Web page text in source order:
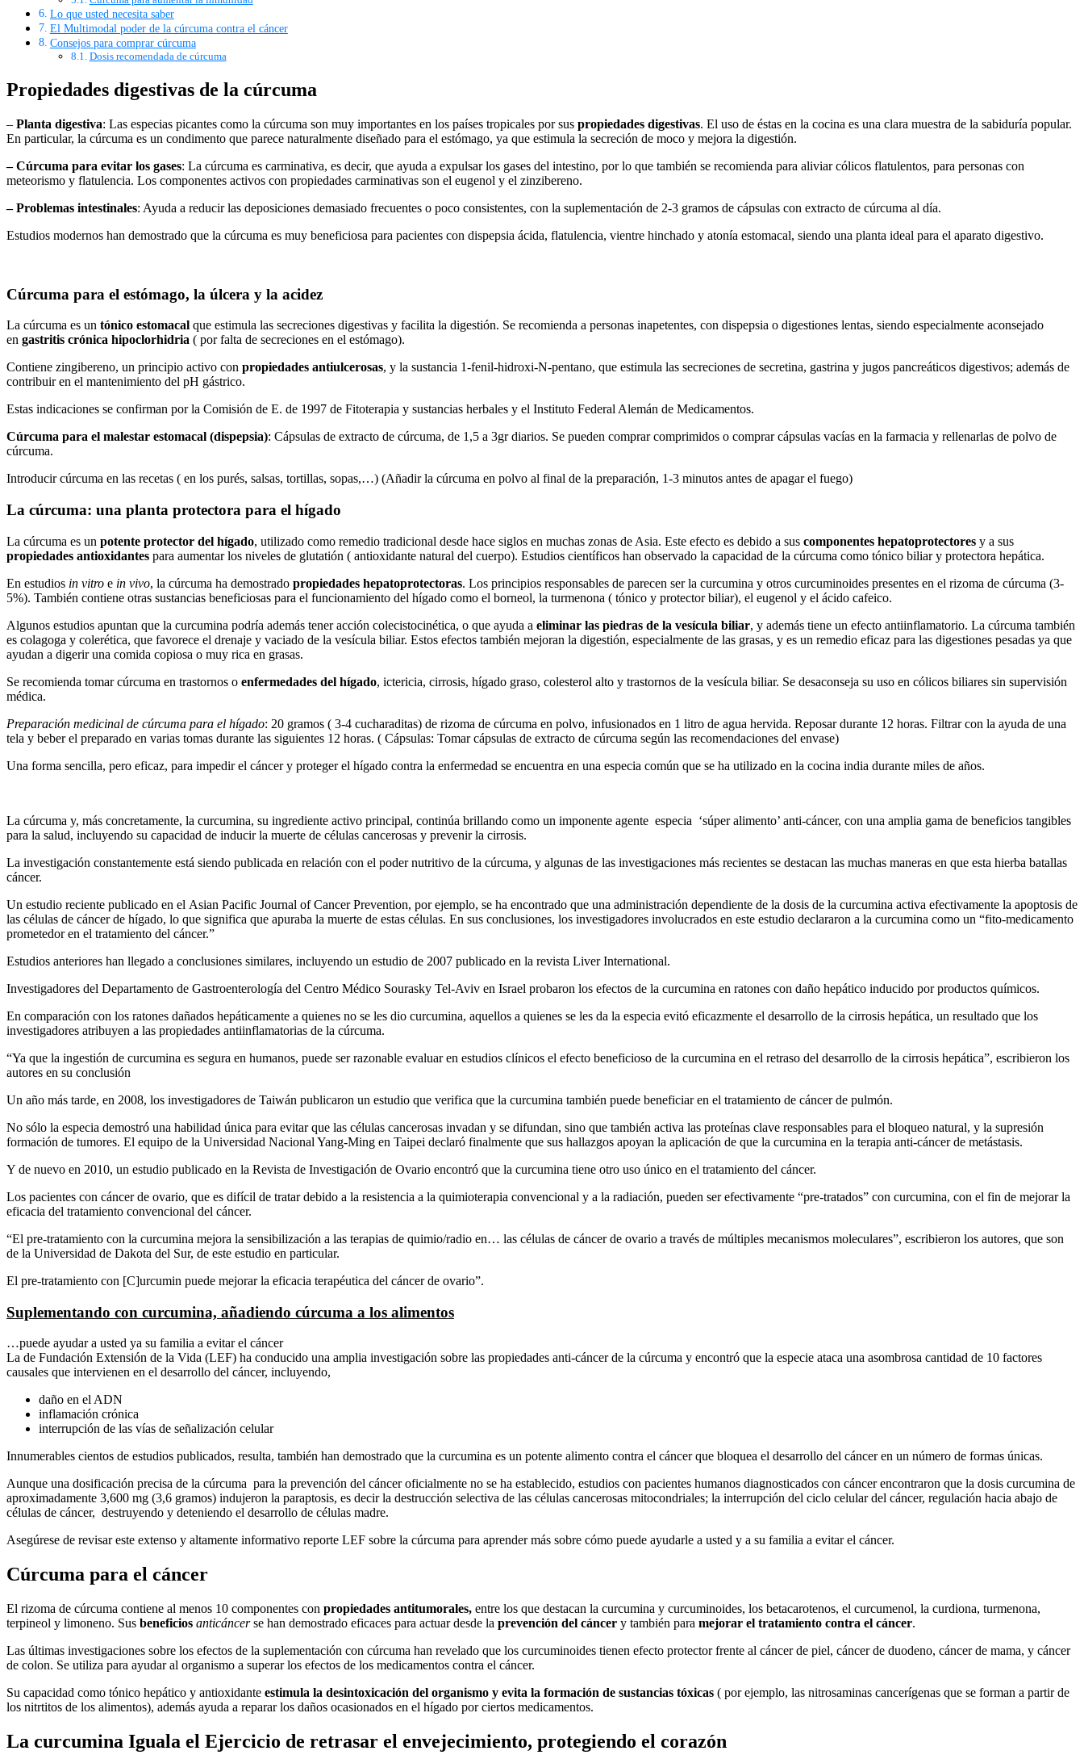
Lo que usted necesita saber
El Multimodal poder de la cúrcuma contra el cáncer
Consejos para comprar cúrcuma
Dosis recomendada de cúrcuma
Propiedades digestivas de la cúrcuma
– Planta digestiva: Las especias picantes como la cúrcuma son muy importantes en los países tropicales por sus propiedades digestivas. El uso de éstas en la cocina es una clara muestra de la sabiduría popular.
En particular, la cúrcuma es un condimento que parece naturalmente diseñado para el estómago, ya que estimula la secreción de moco y mejora la digestión.
– Cúrcuma para evitar los gases: La cúrcuma es carminativa, es decir, que ayuda a expulsar los gases del intestino, por lo que también se recomienda para aliviar cólicos flatulentos, para personas con
meteorismo y flatulencia. Los componentes activos con propiedades carminativas son el eugenol y el zinzibereno.
– Problemas intestinales: Ayuda a reducir las deposiciones demasiado frecuentes o poco consistentes, con la suplementación de 2-3 gramos de cápsulas con extracto de cúrcuma al día.
Estudios modernos han demostrado que la cúrcuma es muy beneficiosa para pacientes con dispepsia ácida, flatulencia, vientre hinchado y atonía estomacal, siendo una planta ideal para el aparato digestivo.
Cúrcuma para el estómago, la úlcera y la acidez
La cúrcuma es un tónico estomacal que estimula las secreciones digestivas y facilita la digestión. Se recomienda a personas inapetentes, con dispepsia o digestiones lentas, siendo especialmente aconsejado
en gastritis crónica hipoclorhidria ( por falta de secreciones en el estómago).
Contiene zingibereno, un principio activo con propiedades antiulcerosas, y la sustancia 1-fenil-hidroxi-N-pentano, que estimula las secreciones de secretina, gastrina y jugos pancreáticos digestivos; además de
contribuir en el mantenimiento del pH gástrico.
Estas indicaciones se confirman por la Comisión de E. de 1997 de Fitoterapia y sustancias herbales y el Instituto Federal Alemán de Medicamentos.
Cúrcuma para el malestar estomacal (dispepsia): Cápsulas de extracto de cúrcuma, de 1,5 a 3gr diarios. Se pueden comprar comprimidos o comprar cápsulas vacías en la farmacia y rellenarlas de polvo de
cúrcuma.
Introducir cúrcuma en las recetas ( en los purés, salsas, tortillas, sopas,…) (Añadir la cúrcuma en polvo al final de la preparación, 1-3 minutos antes de apagar el fuego)
La cúrcuma: una planta protectora para el hígado
La cúrcuma es un potente protector del hígado, utilizado como remedio tradicional desde hace siglos en muchas zonas de Asia. Este efecto es debido a sus componentes hepatoprotectores y a sus
propiedades antioxidantes para aumentar los niveles de glutatión ( antioxidante natural del cuerpo). Estudios científicos han observado la capacidad de la cúrcuma como tónico biliar y protectora hepática.
En estudios in vitro e in vivo, la cúrcuma ha demostrado propiedades hepatoprotectoras. Los principios responsables de parecen ser la curcumina y otros curcuminoides presentes en el rizoma de cúrcuma (3-
5%). También contiene otras sustancias beneficiosas para el funcionamiento del hígado como el borneol, la turmenona ( tónico y protector biliar), el eugenol y el ácido cafeico.
Algunos estudios apuntan que la curcumina podría además tener acción colecistocinética, o que ayuda a eliminar las piedras de la vesícula biliar, y además tiene un efecto antiinflamatorio. La cúrcuma también
es colagoga y colerética, que favorece el drenaje y vaciado de la vesícula biliar. Estos efectos también mejoran la digestión, especialmente de las grasas, y es un remedio eficaz para las digestiones pesadas ya que
ayudan a digerir una comida copiosa o muy rica en grasas.
Se recomienda tomar cúrcuma en trastornos o enfermedades del hígado, ictericia, cirrosis, hígado graso, colesterol alto y trastornos de la vesícula biliar. Se desaconseja su uso en cólicos biliares sin supervisión
médica.
Preparación medicinal de cúrcuma para el hígado: 20 gramos ( 3-4 cucharaditas) de rizoma de cúrcuma en polvo, infusionados en 1 litro de agua hervida. Reposar durante 12 horas. Filtrar con la ayuda de una
tela y beber el preparado en varias tomas durante las siguientes 12 horas. ( Cápsulas: Tomar cápsulas de extracto de cúrcuma según las recomendaciones del envase)
Una forma sencilla, pero eficaz, para impedir el cáncer y proteger el hígado contra la enfermedad se encuentra en una especia común que se ha utilizado en la cocina india durante miles de años.
La cúrcuma y, más concretamente, la curcumina, su ingrediente activo principal, continúa brillando como un imponente agente especia ‘súper alimento’ anti-cáncer, con una amplia gama de beneficios tangibles
para la salud, incluyendo su capacidad de inducir la muerte de células cancerosas y prevenir la cirrosis.
La investigación constantemente está siendo publicada en relación con el poder nutritivo de la cúrcuma, y algunas de las investigaciones más recientes se destacan las muchas maneras en que esta hierba batallas
cáncer.
Un estudio reciente publicado en el Asian Pacific Journal of Cancer Prevention, por ejemplo, se ha encontrado que una administración dependiente de la dosis de la curcumina activa efectivamente la apoptosis de
las células de cáncer de hígado, lo que significa que apuraba la muerte de estas células. En sus conclusiones, los investigadores involucrados en este estudio declararon a la curcumina como un “fito-medicamento
prometedor en el tratamiento del cáncer.”
Estudios anteriores han llegado a conclusiones similares, incluyendo un estudio de 2007 publicado en la revista Liver International.
Investigadores del Departamento de Gastroenterología del Centro Médico Sourasky Tel-Aviv en Israel probaron los efectos de la curcumina en ratones con daño hepático inducido por productos químicos.
En comparación con los ratones dañados hepáticamente a quienes no se les dio curcumina, aquellos a quienes se les da la especia evitó eficazmente el desarrollo de la cirrosis hepática, un resultado que los
investigadores atribuyen a las propiedades antiinflamatorias de la cúrcuma.
“Ya que la ingestión de curcumina es segura en humanos, puede ser razonable evaluar en estudios clínicos el efecto beneficioso de la curcumina en el retraso del desarrollo de la cirrosis hepática”, escribieron los
autores en su conclusión
Un año más tarde, en 2008, los investigadores de Taiwán publicaron un estudio que verifica que la curcumina también puede beneficiar en el tratamiento de cáncer de pulmón.
No sólo la especia demostró una habilidad única para evitar que las células cancerosas invadan y se difundan, sino que también activa las proteínas clave responsables para el bloqueo natural, y la supresión
formación de tumores. El equipo de la Universidad Nacional Yang-Ming en Taipei declaró finalmente que sus hallazgos apoyan la aplicación de que la curcumina en la terapia anti-cáncer de metástasis.
Y de nuevo en 2010, un estudio publicado en la Revista de Investigación de Ovario encontró que la curcumina tiene otro uso único en el tratamiento del cáncer.
Los pacientes con cáncer de ovario, que es difícil de tratar debido a la resistencia a la quimioterapia convencional y a la radiación, pueden ser efectivamente “pre-tratados” con curcumina, con el fin de mejorar la
eficacia del tratamiento convencional del cáncer.
“El pre-tratamiento con la curcumina mejora la sensibilización a las terapias de quimio/radio en… las células de cáncer de ovario a través de múltiples mecanismos moleculares”, escribieron los autores, que son
de la Universidad de Dakota del Sur, de este estudio en particular.
El pre-tratamiento con [C]urcumin puede mejorar la eficacia terapéutica del cáncer de ovario”.
Suplementando con curcumina, añadiendo cúrcuma a los alimentos
…puede ayudar a usted ya su familia a evitar el cáncer
La de Fundación Extensión de la Vida (LEF) ha conducido una amplia investigación sobre las propiedades anti-cáncer de la cúrcuma y encontró que la especie ataca una asombrosa cantidad de 10 factores
causales que intervienen en el desarrollo del cáncer, incluyendo,
daño en el ADN
inflamación crónica
interrupción de las vías de señalización celular
Innumerables cientos de estudios publicados, resulta, también han demostrado que la curcumina es un potente alimento contra el cáncer que bloquea el desarrollo del cáncer en un número de formas únicas.
Aunque una dosificación precisa de la cúrcuma para la prevención del cáncer oficialmente no se ha establecido, estudios con pacientes humanos diagnosticados con cáncer encontraron que la dosis curcumina de
aproximadamente 3,600 mg (3,6 gramos) indujeron la paraptosis, es decir la destrucción selectiva de las células cancerosas mitocondriales; la interrupción del ciclo celular del cáncer, regulación hacia abajo de
células de cáncer, destruyendo y deteniendo el desarrollo de células madre.
Asegúrese de revisar este extenso y altamente informativo reporte LEF sobre la cúrcuma para aprender más sobre cómo puede ayudarle a usted y a su familia a evitar el cáncer.
Cúrcuma para el cáncer
El rizoma de cúrcuma contiene al menos 10 componentes con propiedades antitumorales, entre los que destacan la curcumina y curcuminoides, los betacarotenos, el curcumenol, la curdiona, turmenona,
terpineol y limoneno. Sus beneficios anticáncerse han demostrado eficaces para actuar desde la prevención del cáncer y también para mejorar el tratamiento contra el cáncer.
Las últimas investigaciones sobre los efectos de la suplementación con cúrcuma han revelado que los curcuminoides tienen efecto protector frente al cáncer de piel, cáncer de duodeno, cáncer de mama, y cáncer
de colon. Se utiliza para ayudar al organismo a superar los efectos de los medicamentos contra el cáncer.
Su capacidad como tónico hepático y antioxidante estimula la desintoxicación del organismo y evita la formación de sustancias tóxicas ( por ejemplo, las nitrosaminas cancerígenas que se forman a partir de
los nitrtitos de los alimentos), además ayuda a reparar los daños ocasionados en el hígado por ciertos medicamentos.
La curcumina Iguala el Ejercicio de retrasar el envejecimiento, protegiendo el corazón